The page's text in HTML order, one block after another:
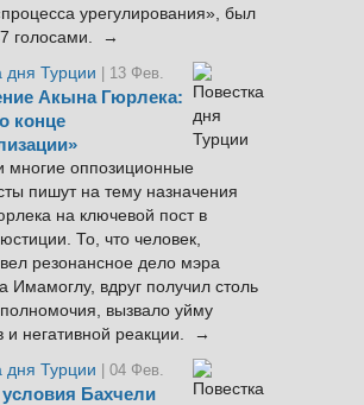
урегулирования», был
голосами. →
дня Турции
| 13 Фев.
Акына Гюрлека:
конце
многие оппозиционные
пишут на тему назначения
на ключевой пост в
То, что человек,
резонансное дело мэра
Имамоглу, вдруг получил столь
вызвало уйму
и негативной реакции. →
дня Турции
| 04 Фев.
Бахчели